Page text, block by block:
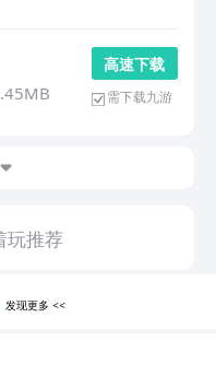
高 速 下 载
需下载九游
玩推荐
发现更多<<